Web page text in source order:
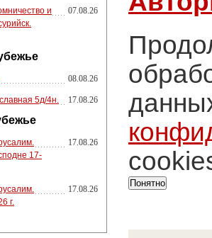
и
07.08.26
08.08.26
5д/4н. 17.08.26
17-
17.08.26
г.
17.08.26
Понятно